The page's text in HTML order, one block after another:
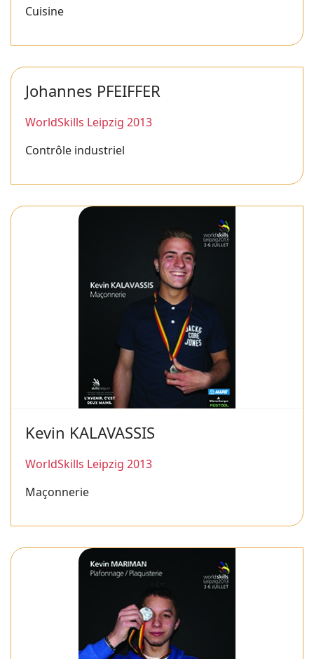
Cuisine
Johannes PFEIFFER
WorldSkills Leipzig 2013
Contrôle industriel
Kevin KALAVASSIS
WorldSkills Leipzig 2013
Maçonnerie